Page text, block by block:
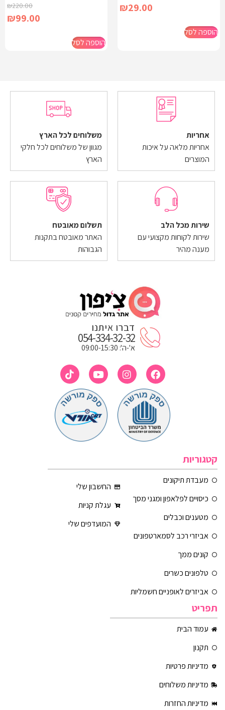
₪29.00
הוספה לסל
₪220.00
₪99.00
הוספה לסל
אחריות
אחריות מלאה על איכות
המוצרים
משלוחים לכל הארץ
מגוון של משלוחים לכל חלקי
הארץ
שירות מכל הלב
שירות לקוחות מקצועי עם
מענה מהיר
תשלום מאובטח
האתר מאובטח בתקנות
הגבוהות
דברו איתנו
054-334-32-32
א'-ה': 09:00-15:30
קטגוריות
מעבדת תיקונים
כיסויים לפלאפון ומגני מסך
מטענים וכבלים
אביזרי רכב לסמארטפונים
קונים ממך
טלפונים כשרים
אביזרים לאופניים חשמליות
החשבון שלי
עגלת קניות
המועדפים שלי
תפריט
עמוד הבית
תקנון
מדיניות פרטיות
מדיניות משלוחים
מדיניות החזרות